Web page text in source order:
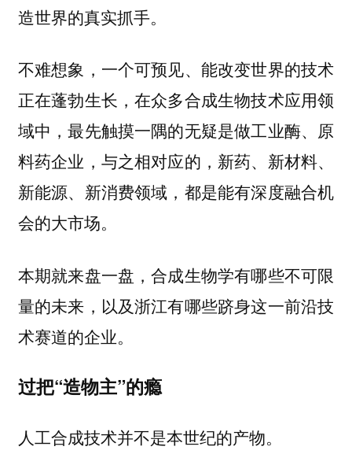
造世界的真实抓手。
不难想象，一个可预见、能改变世界的技术
正在蓬勃生长，在众多合成生物技术应用领
域中，最先触摸一隅的无疑是做工业酶、原
料药企业，与之相对应的，新药、新材料、
新能源、新消费领域，都是能有深度融合机
会的大市场。
本期就来盘一盘，合成生物学有哪些不可限
量的未来，以及浙江有哪些跻身这一前沿技
术赛道的企业。
过把“造物主”的瘾
人工合成技术并不是本世纪的产物。